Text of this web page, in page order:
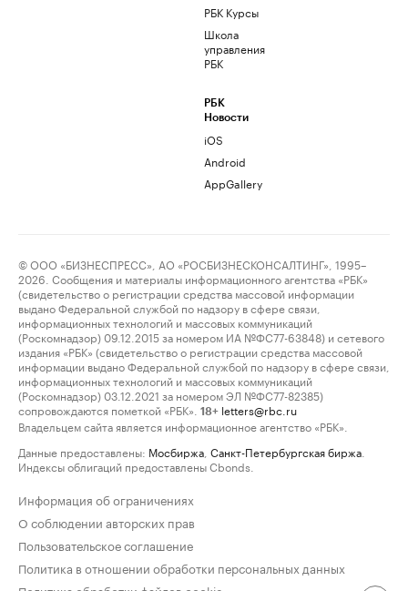
РБК Курсы
Школа
управления
РБК
РБК
Новости
iOS
Android
AppGallery
© ООО «БИЗНЕСПРЕСС», АО «РОСБИЗНЕСКОНСАЛТИНГ», 1995–
2026. Сообщения и материалы информационного агентства «РБК»
(свидетельство о регистрации средства массовой информации
выдано Федеральной службой по надзору в сфере связи,
информационных технологий и массовых коммуникаций
(Роскомнадзор) 09.12.2015 за номером ИА №ФС77-63848) и сетевого
издания «РБК» (свидетельство о регистрации средства массовой
информации выдано Федеральной службой по надзору в сфере связи,
информационных технологий и массовых коммуникаций
(Роскомнадзор) 03.12.2021 за номером ЭЛ №ФС77-82385)
сопровождаются пометкой «РБК».
18+ letters@rbc.ru
Владельцем сайта является информационное агентство «РБК».
Данные предоставлены: Мосбиржа Санкт-Петербургская биржа
Индексы облигаций предоставлены Cbonds.
Информация об ограничениях
О соблюдении авторских прав
Пользовательское соглашение
Политика в отношении обработки персональных данных